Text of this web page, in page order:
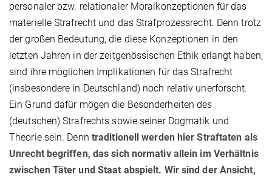
personaler bzw. relationaler Moralkonzeptionen für das
materielle Strafrecht und das Strafprozessrecht. Denn trotz
der großen Bedeutung, die diese Kon­zep­tionen in den
letzten Jahren in der zeitgenössischen Ethik erlangt haben,
sind ihre möglichen Implikationen für das Strafrecht
(insbe­son­dere in Deutsch­land) noch relativ unerforscht.
Ein Grund dafür mögen die Besonderheiten des
(deutschen) Strafrechts sowie seiner Dogmatik und
Theorie sein. Denn traditionell werden hier Straftaten als
Unrecht begriffen, das sich normativ allein im Verhältnis
zwi­schen Täter und Staat abspielt. Wir sind der Ansicht,